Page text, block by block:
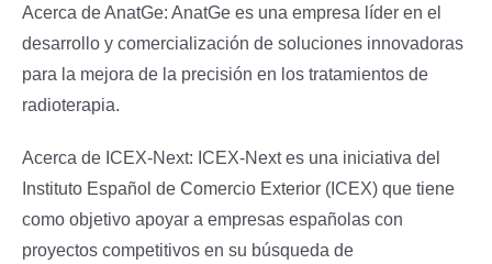
Acerca de AnatGe: AnatGe es una empresa líder en el
desarrollo y comercialización de soluciones innovadoras
para la mejora de la precisión en los tratamientos de
radioterapia.
Acerca de ICEX-Next: ICEX-Next es una iniciativa del
Instituto Español de Comercio Exterior (ICEX) que tiene
como objetivo apoyar a empresas españolas con
proyectos competitivos en su búsqueda de